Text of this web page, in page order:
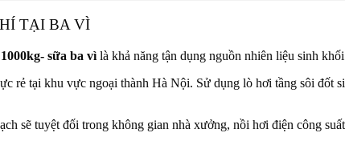
TẠI BA VÌ
sữa ba vì là khả năng tận dụng nguồn nhiên liệu sinh
rẻ tại khu vực ngoại thành Hà Nội. Sử dụng lò hơi tầng sôi đốt
sẽ tuyệt đối trong không gian nhà xưởng, nồi hơi điện công